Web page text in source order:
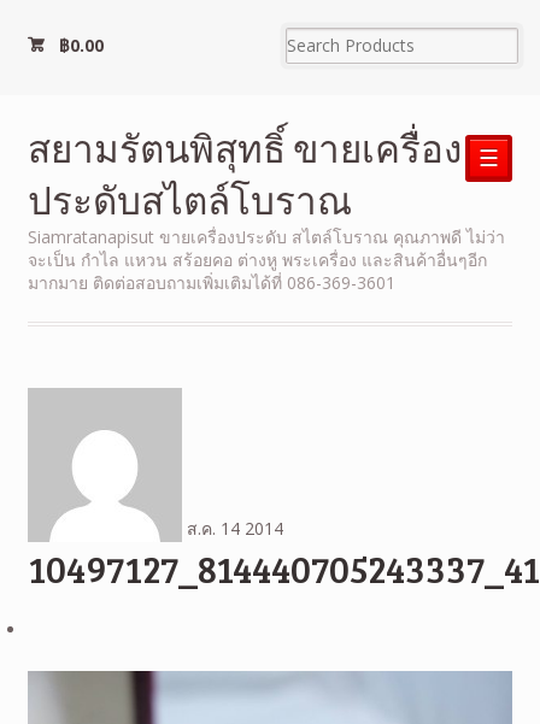
฿0.00
สยามรัตนพิสุทธิ์ ขายเครื่อง
ประดับสไตล์โบราณ
Siamratanapisut ขายเครื่องประดับ สไตล์โบราณ คุณภาพดี ไม่ว่า
จะเป็น กำไล แหวน สร้อยคอ ต่างหู พระเครื่อง และสินค้าอื่นๆอีก
มากมาย ติดต่อสอบถามเพิ่มเติมได้ที่ 086-369-3601
☰
ส.ค. 14 2014